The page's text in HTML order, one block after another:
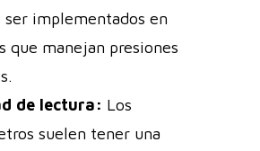
implementados en
que manejan presiones
de lectura: Los
suelen tener una